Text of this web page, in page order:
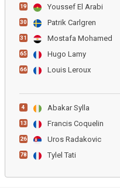
19 Youssef El Arabi
30 Patrik Carlgren
31 Mostafa Mohamed
65 Hugo Lamy
66 Louis Leroux
4 Abakar Sylla
13 Francis Coquelin
26 Uros Radakovic
78 Tylel Tati